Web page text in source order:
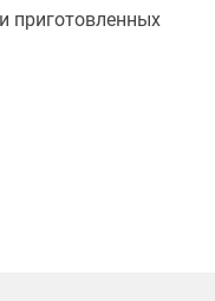
приготовленных